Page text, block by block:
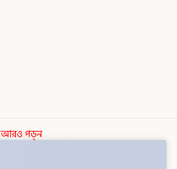
আরও পড়ুন